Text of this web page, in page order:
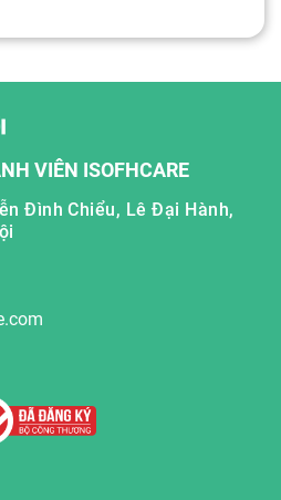
VIÊN ISOFHCARE
Đình Chiểu, Lê Đại Hành,